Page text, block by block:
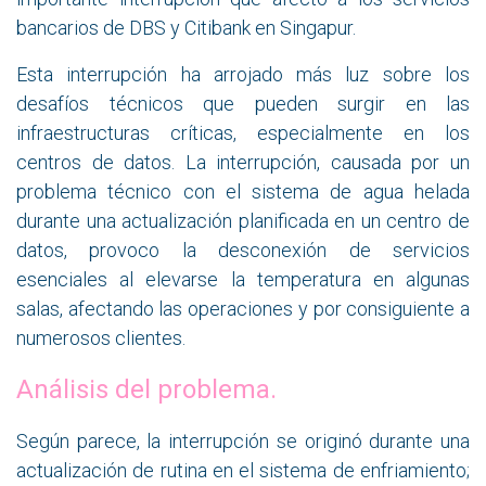
bancarios de DBS y Citibank en Singapur.
Esta interrupción ha arrojado más luz sobre los
desafíos técnicos que pueden surgir en las
infraestructuras críticas, especialmente en los
centros de datos. La interrupción, causada por un
problema técnico con el sistema de agua helada
durante una actualización planificada en un centro de
datos, provoco la desconexión de servicios
esenciales al elevarse la temperatura en algunas
salas, afectando las operaciones y por consiguiente a
numerosos clientes.
Análisis del problema.
Según parece, la interrupción se originó durante una
actualización de rutina en el sistema de enfriamiento;